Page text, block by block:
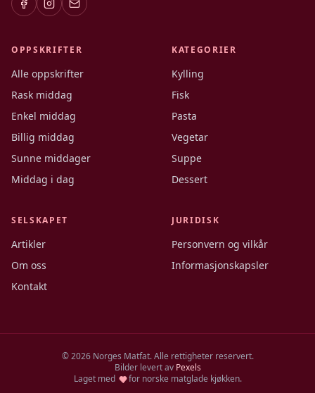
OPPSKRIFTER
Alle oppskrifter
Rask middag
Enkel middag
Billig middag
Sunne middager
Middag i dag
KATEGORIER
Kylling
Fisk
Pasta
Vegetar
Suppe
Dessert
SELSKAPET
Artikler
Om oss
Kontakt
JURIDISK
Personvern og vilkår
Informasjonskapsler
©2026Norges Matfat. Alle rettigheter reservert.
Bilder levert av Pexels
Laget med
for norske matglade kjøkken.